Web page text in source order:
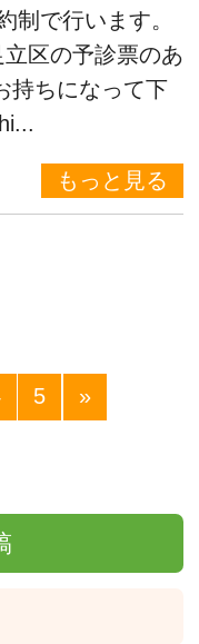
制で行います。
立区の予診票のあ
持ちになって下
もっと見る
5 »